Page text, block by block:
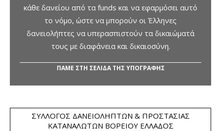
κάθε δανείου από τα funds και να εφαρμόσει αυτό
το νόμο, ώστε να μπορούν οι Έλληνες
δανειολήπτες να υπερασπιστούν τα δικαιώματά
τους με διαφάνεια και δικαιοσύνη.
ΠΑΜΕ ΣΤΗ ΣΕΛΙΔΑ ΤΗΣ ΥΠΟΓΡΑΦΗΣ
ΣΎΛΛΟΓΟΣ ΔΑΝΕΙΟΛΗΠΤΏΝ & ΠΡΟΣΤΑΣΊΑΣ
ΚΑΤΑΝΑΛΩΤΏΝ ΒΟΡΕΊΟΥ ΕΛΛΆΔΟΣ